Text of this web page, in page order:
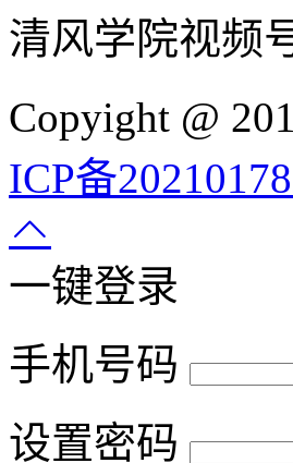
清风学院视频
Copyight @
ICP备
一键登录
手机号码
设置密码